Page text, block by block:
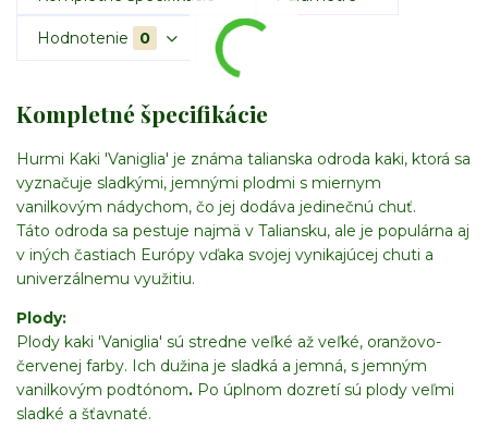
Hodnotenie 0
Kompletné špecifikácie
Hurmi Kaki 'Vaniglia' je známa talianska odroda kaki, ktorá sa
vyznačuje sladkými, jemnými plodmi s miernym
vanilkovým nádychom, čo jej dodáva jedinečnú chuť.
Táto odroda sa pestuje najmä v Taliansku, ale je populárna aj
v iných častiach Európy vďaka svojej vynikajúcej chuti a
univerzálnemu využitiu.
Plody:
Plody kaki 'Vaniglia' sú stredne veľké až veľké, oranžovo-
červenej farby. Ich dužina je sladká a jemná, s jemným
vanilkovým podtónom. Po úplnom dozretí sú plody veľmi
sladké a šťavnaté.